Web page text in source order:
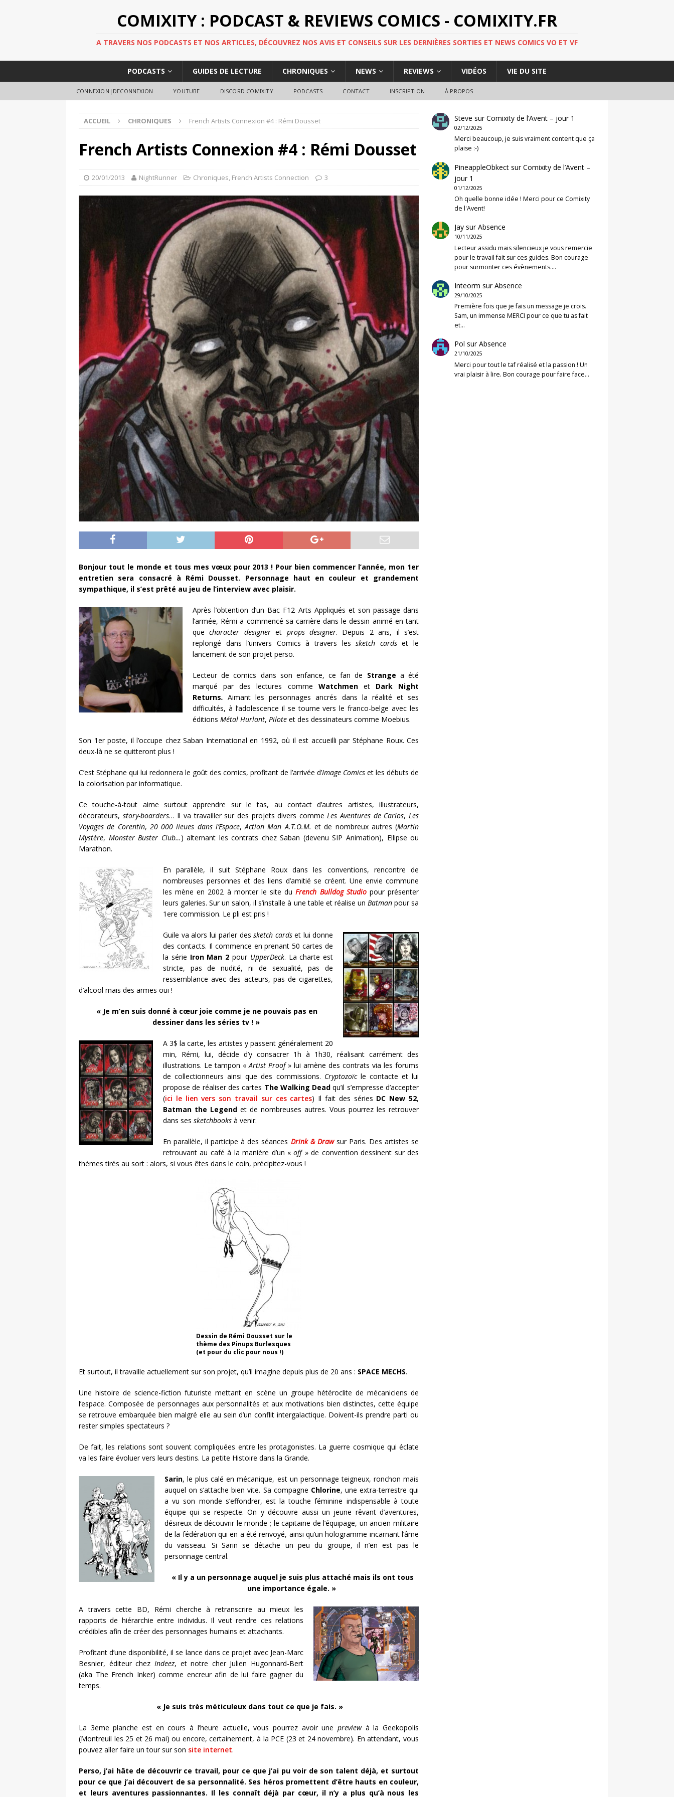
COMIXITY : PODCAST & REVIEWS COMICS - COMIXITY.FR
A TRAVERS NOS PODCASTS ET NOS ARTICLES, DÉCOUVREZ NOS AVIS ET CONSEILS SUR LES DERNIÈRES SORTIES ET NEWS COMICS VO ET VF
PODCASTS GUIDES DE LECTURE CHRONIQUES NEWS REVIEWS VIDÉOS VIE DU SITE
CONNEXION|DECONNEXION YOUTUBE DISCORD COMIXITY PODCASTS CONTACT INSCRIPTION À PROPOS
ACCUEIL CHRONIQUES French Artists Connexion #4 : Rémi Dousset
French Artists Connexion #4 : Rémi Dousset
20/01/2013 NightRunner Chroniques, French Artists Connection 3
Bonjour tout le monde et tous mes vœux pour 2013 ! Pour bien commencer l’année, mon 1er
entretien sera consacré à Rémi Dousset. Personnage haut en couleur et grandement
sympathique, il s’est prêté au jeu de l’interview avec plaisir.
Après l’obtention d’un Bac F12 Arts Appliqués et son passage dans
l’armée, Rémi a commencé sa carrière dans le dessin animé en tant
quecharacter designeret props designer. Depuis 2 ans, il s’est
replongé dans l’univers Comics à travers lessketch cardset le
lancement de son projet perso.
Lecteur de comics dans son enfance, ce fan de Strange a été
marqué par des lectures comme Watchmen et Dark Night
Returns. Aimant les personnages ancrés dans la réalité et ses
difficultés, à l’adolescence il se tourne vers le franco-belge avec les
éditions Métal Hurlant, Pilote et des dessinateurs comme Moebius.
Son 1er poste, il l’occupe chez Saban International en 1992, où il est accueilli par Stéphane Roux. Ces
deux-là ne se quitteront plus !
C’est Stéphane qui lui redonnera le goût des comics, profitant de l’arrivée d’Image Comics et les débuts de
la colorisation par informatique.
Ce touche-à-tout aime surtout apprendre sur le tas, au contact d’autres artistes, illustrateurs,
décorateurs, story-boarders… Il va travailler sur des projets divers commeLes Aventures de Carlos,Les
Voyages de Corentin, 20 000 lieues dans l’Espace,Action Man A.T.O.M. et de nombreux autres (Martin
Mystère, Monster Buster Club…) alternant les contrats chez Saban (devenu SIP Animation), Ellipse ou
Marathon.
En parallèle, il suit Stéphane Roux dans les conventions, rencontre de
nombreuses personnes et des liens d’amitié se créent. Une envie commune
les mène en 2002 à monter le site duFrench Bulldog Studio pour présenter
leurs galeries. Sur un salon, il s’installe à une table et réalise un Batmanpour sa
1ere commission. Le pli est pris !
Guile va alors lui parler dessketch cardset lui donne
des contacts. Il commence en prenant 50 cartes de
la série Iron Man 2 pour UpperDeck. La charte est
stricte, pas de nudité, ni de sexualité, pas de
ressemblance avec des acteurs, pas de cigarettes,
d’alcool mais des armes oui !
« Je m’en suis donné à cœur joie comme je ne pouvais pas en
dessiner dans les séries tv ! »
A 3$ la carte, les artistes y passent généralement 20
min, Rémi, lui, décide d’y consacrer 1h à 1h30, réalisant carrément des
illustrations. Le tampon «Artist Proof» lui amène des contrats via les forums
de collectionneurs ainsi que des commissions. Cryptozoïcle contacte et lui
propose de réaliser des cartes The Walking Dead qu’il s’empresse d’accepter
(ici le lien vers son travail sur ces cartes) Il fait des séries DC New 52,
Batman the Legend et de nombreuses autres. Vous pourrez les retrouver
dans ses sketchbooks à venir.
En parallèle, il participe à des séances Drink & Drawsur Paris. Des artistes se
retrouvant au café à la manière d’un « off » de convention dessinent sur des
thèmes tirés au sort : alors, si vous êtes dans le coin, précipitez-vous !
Dessin de Rémi Dousset sur le
thème des Pinups Burlesques
(et pour du clic pour nous !)
Et surtout, il travaille actuellement sur son projet, qu’il imagine depuis plus de 20 ans : SPACE MECHS.
Une histoire de science-fiction futuriste mettant en scène un groupe hétéroclite de mécaniciens de
l’espace. Composée de personnages aux personnalités et aux motivations bien distinctes, cette équipe
se retrouve embarquée bien malgré elle au sein d’un conflit intergalactique. Doivent-ils prendre parti ou
rester simples spectateurs ?
De fait, les relations sont souvent compliquées entre les protagonistes. La guerre cosmique qui éclate
va les faire évoluer vers leurs destins. La petite Histoire dans la Grande.
Sarin, le plus calé en mécanique, est un personnage teigneux, ronchon mais
auquel on s’attache bien vite. Sa compagne Chlorine, une extra-terrestre qui
a vu son monde s’effondrer, est la touche féminine indispensable à toute
équipe qui se respecte. On y découvre aussi un jeune rêvant d’aventures,
désireux de découvrir le monde ; le capitaine de l’équipage, un ancien militaire
de la fédération qui en a été renvoyé, ainsi qu’un hologramme incarnant l’âme
du vaisseau. Si Sarin se détache un peu du groupe, il n’en est pas le
personnage central.
« Il y a un personnage auquel je suis plus attaché mais ils ont tous
une importance égale. »
A travers cette BD, Rémi cherche à retranscrire au mieux les
rapports de hiérarchie entre individus. Il veut rendre ces relations
crédibles afin de créer des personnages humains et attachants.
Profitant d’une disponibilité, il se lance dans ce projet avec Jean-Marc
Besnier, éditeur chez Indeez, et notre cher Julien Hugonnard-Bert
(aka The French Inker) comme encreur afin de lui faire gagner du
temps.
« Je suis très méticuleux dans tout ce que je fais. »
La 3eme planche est en cours à l’heure actuelle, vous pourrez avoir une previewà la Geekopolis
(Montreuil les 25 et 26 mai) ou encore, certainement, à la PCE (23 et 24 novembre). En attendant, vous
pouvez aller faire un tour sur son site internet.
Perso, j’ai hâte de découvrir ce travail, pour ce que j’ai pu voir de son talent déjà, et surtout
pour ce que j’ai découvert de sa personnalité. Ses héros promettent d’être hauts en couleur,
et leurs aventures passionnantes. Il les connaît déjà par cœur, il n’y a plus qu’à nous les
Steve surComixity de l’Avent – jour 1
02/12/2025
Merci beaucoup, je suis vraiment content que ça
plaise :-)
PineappleObkect surComixity de l’Avent –
jour 1
01/12/2025
Oh quelle bonne idée ! Merci pour ce Comixity
de l'Avent!
Jay surAbsence
10/11/2025
Lecteur assidu mais silencieux je vous remercie
pour le travail fait sur ces guides. Bon courage
pour surmonter ces évènements.…
Inteorm surAbsence
29/10/2025
Première fois que je fais un message je crois.
Sam, un immense MERCI pour ce que tu as fait
et…
Pol surAbsence
21/10/2025
Merci pour tout le taf réalisé et la passion ! Un
vrai plaisir à lire. Bon courage pour faire face…